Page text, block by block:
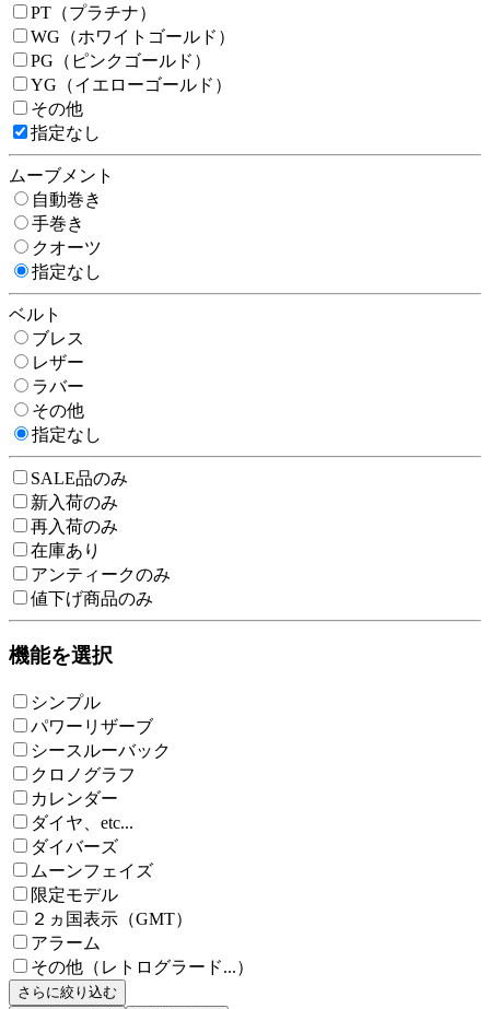
PT（プラチナ）
WG（ホワイトゴールド）
PG（ピンクゴールド）
YG（イエローゴールド）
その他
指定なし
ムーブメント
自動巻き
手巻き
クオーツ
指定なし
ベルト
ブレス
レザー
ラバー
その他
指定なし
SALE品のみ
新入荷のみ
再入荷のみ
在庫あり
アンティークのみ
値下げ商品のみ
機能を選択
シンプル
パワーリザーブ
シースルーバック
クロノグラフ
カレンダー
ダイヤ、etc...
ダイバーズ
ムーンフェイズ
限定モデル
２ヵ国表示（GMT）
アラーム
その他（レトログラード...）
さらに絞り込む